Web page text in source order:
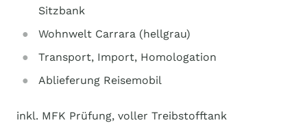
Sitzbank
Wohnwelt Carrara (hellgrau)
Transport, Import, Homologation
Ablieferung Reisemobil
inkl. MFK Prüfung, voller Treibstofftank